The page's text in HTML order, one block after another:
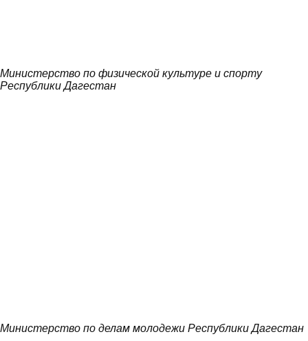
Министерство по физической культуре и спорту
Республики Дагестан
Министерство по делам молодежи Республики Дагестан